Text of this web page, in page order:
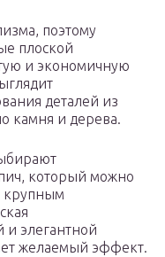
поэтому
плоской
и экономичную
деталей из
камня и дерева.
который можно
крупным
и элегантной
желаемый эффект.